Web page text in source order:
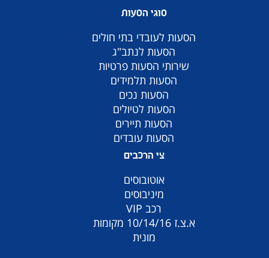
סוגי הסעות
הסעות לעובדי בתי חולים
הסעות לנתב"ג
שירותי הסעות פרטיות
הסעות תלמידים
הסעות נכים
הסעות לטיולים
הסעות תיירים
הסעות עובדים
צי הרכבים
אוטובוסים
מיניבוסים
רכב VIP
א.צ.ז 10/14/16 מקומות
מונית